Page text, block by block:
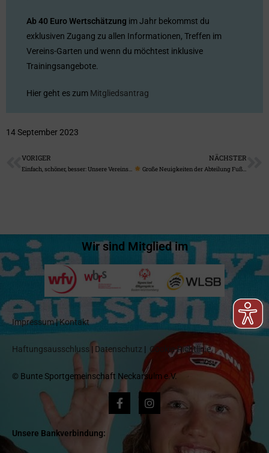
Ab 40 Euro Wertschätzung im Jahr bekommst du
exklusiven Zugang zu allen Informationen, Treffen im
Vereins-Garten und wenn du möchtest inklusive
Trainingsangebote.
Hier geht es zum Mitgliedsantrag
14 September 2023
VORIGER
Einfach, schöner, besser: Unsere Vereinsseite
NÄCHSTER
Große Neuigkeiten der Abteilung Fußball!
Wir sind Mitglied im
Impressum|Kontakt
Haftungsausschluss | Datenschutz | Cookie-Richtlinie
© Bunte Sportgemeinschaft Neckarsulm e.V.
Unsere Bankverbindung: